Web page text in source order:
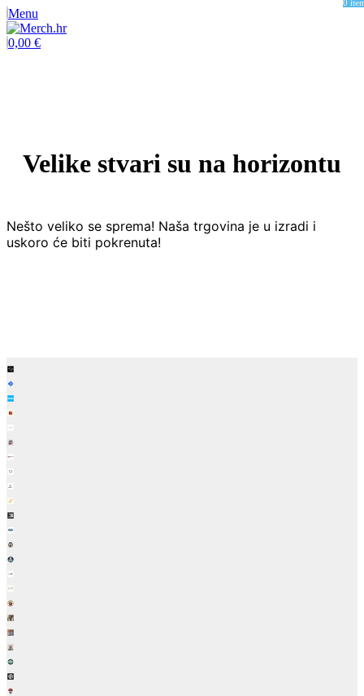
Menu
0
0,00 €
Velike stvari su na horizontu
Nešto veliko se sprema! Naša trgovina je u izradi i
uskoro će biti pokrenuta!